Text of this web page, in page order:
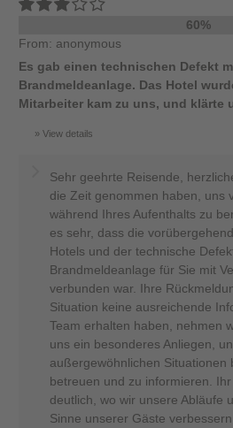
60%
From: anonymous
Es gab einen technischen Defekt
Brandmeldeanlage. Das Hotel
Mitarbeiter kam zu uns, und klärte
View details
Sehr geehrte Reisende,
die Zeit genommen haben, uns
während Ihres Aufenthalts zu
es sehr, dass die
Hotels und der technische
Brandmeldeanlage für Sie mit
verbunden war. Ihre
Situation keine ausreichende
Team erhalten haben, nehmen
uns ein besonderes Anliegen,
außergewöhnlichen Situationen
betreuen und zu informieren.
deutlich, wo wir unsere Abläufe
Sinne unserer Gäste